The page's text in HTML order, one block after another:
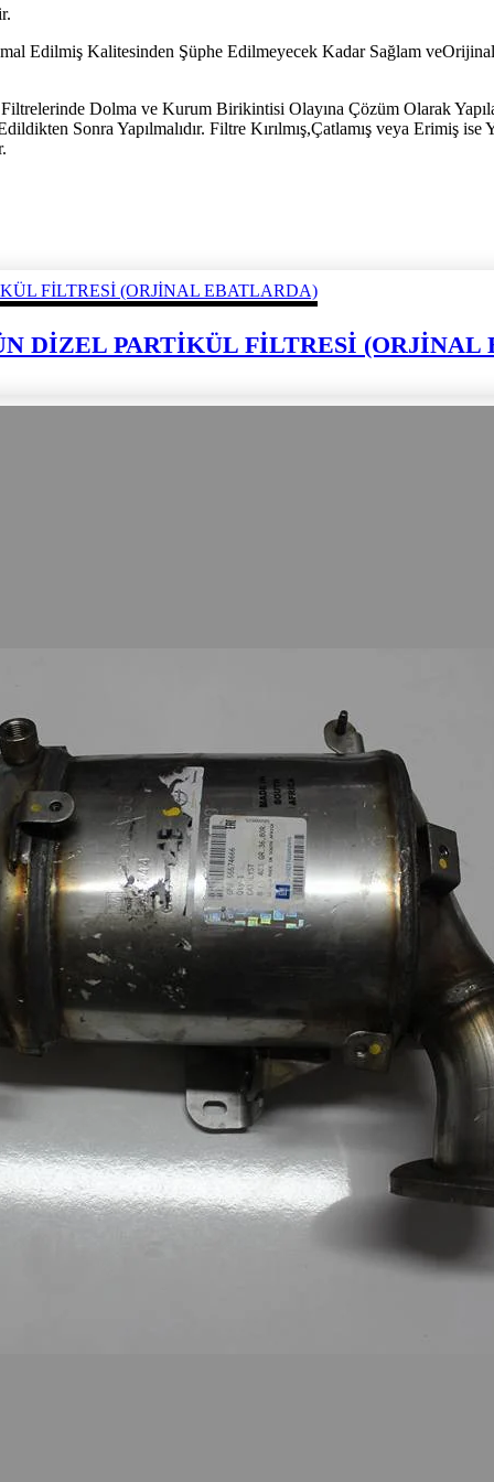
Edilmiş Kalitesinden Şüphe Edilmeyecek Kadar Sağlam
Dolma ve Kurum Birikintisi Olayına Çözüm Olarak
Sonra Yapılmalıdır. Filtre Kırılmış,Çatlamış veya Erimiş ise
DİZEL PARTİKÜL FİLTRESİ (ORJİNAL